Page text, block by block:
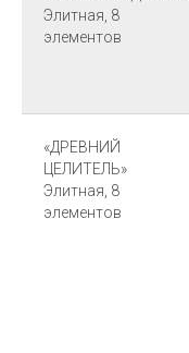
Элитная, 8
элементов
«ДРЕВНИЙ
ЦЕЛИТЕЛЬ»
Элитная, 8
элементов